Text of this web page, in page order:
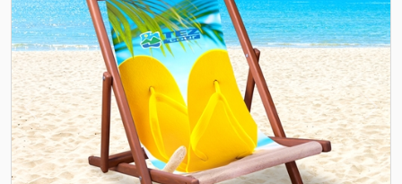
Previous Next